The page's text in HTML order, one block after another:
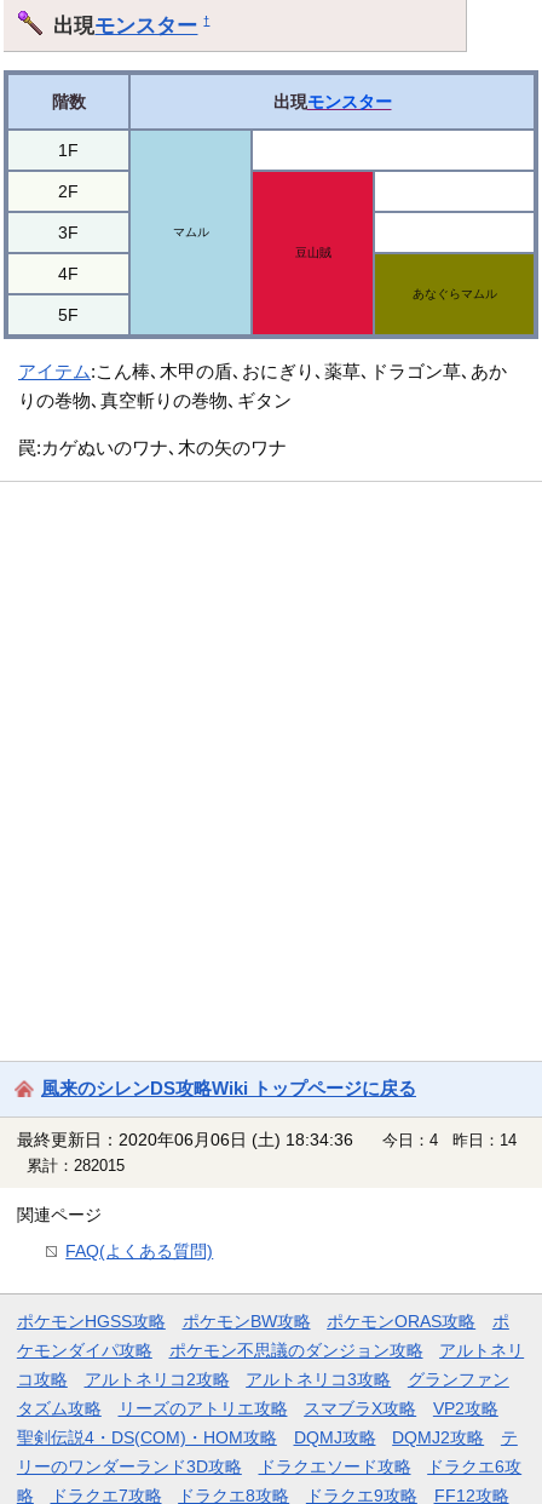
出現モンスター †
階数 出現モンスター
1F
マムル
2F
豆山賊
3F
4F
あなぐらマムル
5F
アイテム:こん棒､木甲の盾､おにぎり､薬草､ドラゴン草､あか
りの巻物､真空斬りの巻物､ギタン
罠:カゲぬいのワナ､木の矢のワナ
風来のシレンDS攻略Wiki トップページに戻る
最終更新日：2020年06月06日 (土) 18:34:36
今日：4 昨日：14
累計：282015
関連ページ
FAQ(よくある質問)
ポケモンHGSS攻略 ポケモンBW攻略 ポケモンORAS攻略
ポ
ケモンダイパ攻略
ポケモン不思議のダンジョン攻略
アルトネリ
コ攻略
アルトネリコ2攻略 アルトネリコ3攻略
グランファン
タズム攻略
リーズのアトリエ攻略 スマブラX攻略
VP2攻略
聖剣伝説4・DS(COM)・HOM攻略
DQMJ攻略 DQMJ2攻略
テ
リーのワンダーランド3D攻略
ドラクエソード攻略
ドラクエ6攻
略
ドラクエ7攻略 ドラクエ8攻略 ドラクエ9攻略 FF12攻略